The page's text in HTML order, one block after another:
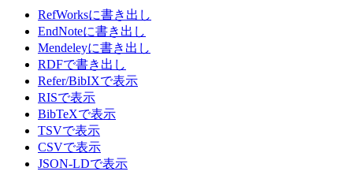
RefWorksに書き出し
EndNoteに書き出し
Mendeleyに書き出し
RDFで書き出し
Refer/BibIXで表示
RISで表示
BibTeXで表示
TSVで表示
CSVで表示
JSON-LDで表示